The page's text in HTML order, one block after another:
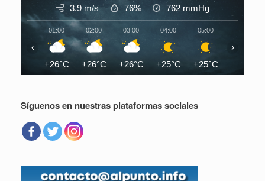
3.9 m/s 76% 762 mmHg
01:00
+26°C
02:00
+26°C
03:00
+26°C
04:00
+25°C
05:00
+25°C
‹ ›
Síguenos en nuestras plataformas sociales